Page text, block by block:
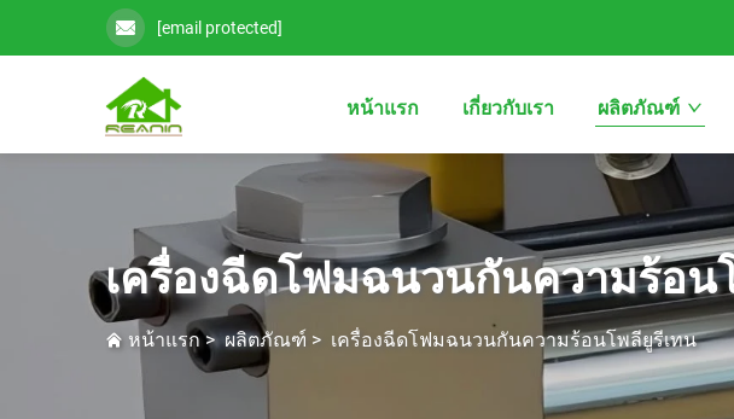
[email protected]
หน้าแรก เกี่ยวกับเรา ผลิตภัณฑ์
เครื่องฉีดโฟมฉนวนกันความร้อน
หน้าแรก>ผลิตภัณฑ์ > เครื่องฉีดโฟมฉนวนกันความร้อนโพลียูรีเทน